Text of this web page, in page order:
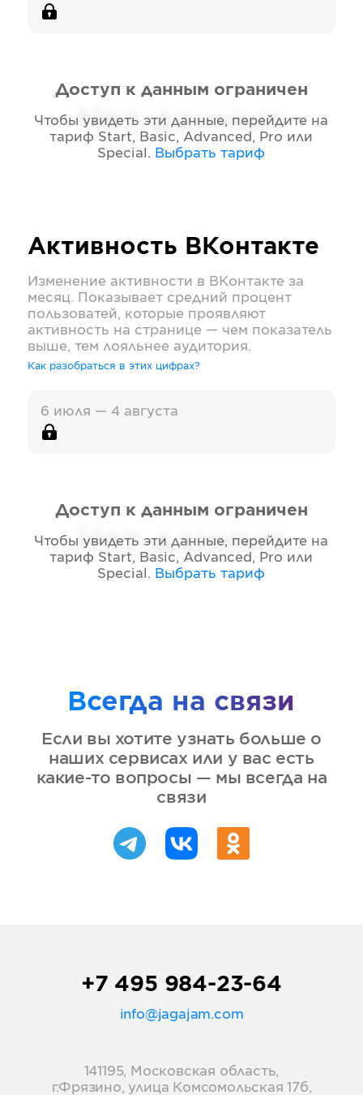
Нет данных
Доступ к данным ограничен
Чтобы увидеть эти данные, перейдите на
тариф Start, Basic, Advanced, Pro или
Special . Выбрать тариф
Активность ВКонтакте
Изменение активности в ВКонтакте за
месяц. Показывает средний процент
пользоватей, которые проявляют
активность на странице — чем показатель
выше, тем лояльнее аудитория.
Как разобраться в этих цифрах?
6 июля — 4 августа
Нет данных
Доступ к данным ограничен
Чтобы увидеть эти данные, перейдите на
тариф Start, Basic, Advanced, Pro или
Special . Выбрать тариф
Всегда на связи
Если вы хотите узнать больше о
наших сервисах или у вас есть
какие-то вопросы — мы всегда на
связи
+7 495 984-23-64
info@jagajam.com
141195, Московская область,
г.Фрязино, улица Комсомольская 17б,